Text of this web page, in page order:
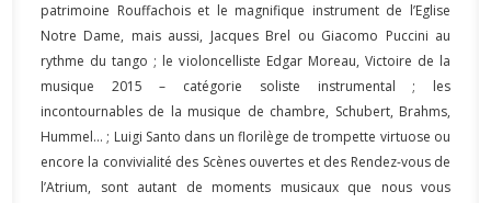
patrimoine Rouffachois et le magnifique instrument de l’Eglise
Notre Dame, mais aussi, Jacques Brel ou Giacomo Puccini au
rythme du tango ; le violoncelliste Edgar Moreau, Victoire de la
musique 2015 – catégorie soliste instrumental ; les
incontournables de la musique de chambre, Schubert, Brahms,
Hummel… ; Luigi Santo dans un florilège de trompette virtuose ou
encore la convivialité des Scènes ouvertes et des Rendez-vous de
l’Atrium, sont autant de moments musicaux que nous vous